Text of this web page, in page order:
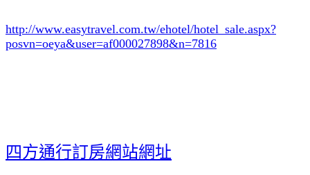
http://www.easytravel.com.tw/ehotel/hotel_sale.aspx?
posvn=oeya&user=af000027898&n=7816
四方通行訂房網站網址